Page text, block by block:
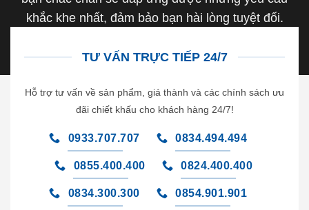
khắc khe nhất, đảm bảo bạn hài lòng tuyệt đối.
TƯ VẤN TRỰC TIẾP 24/7
Hỗ trợ tư vấn về sản phẩm, giá thành và các chính sách ưu
đãi chiết khấu cho khách hàng 24/7!
0933.707.707 0834.494.494
0855.400.400 0824.400.400
0834.300.300 0854.901.901